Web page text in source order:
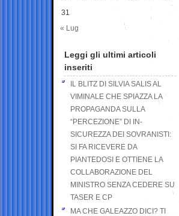
31
« Lug
Leggi gli ultimi articoli
inseriti
IL BLITZ DI SILVIA SALIS AL
VIMINALE CHE SPIAZZA LA
PROPAGANDA SULLA
“PERCEZIONE” DI IN-
SICUREZZA DEI SOVRANISTI:
SI FA RICEVERE DA
PIANTEDOSI E OTTIENE LA
COLLABORAZIONE DEL
MINISTRO SENZA CEDERE SU
TASER E CP
MA CHE GALEAZZO DICI? TI